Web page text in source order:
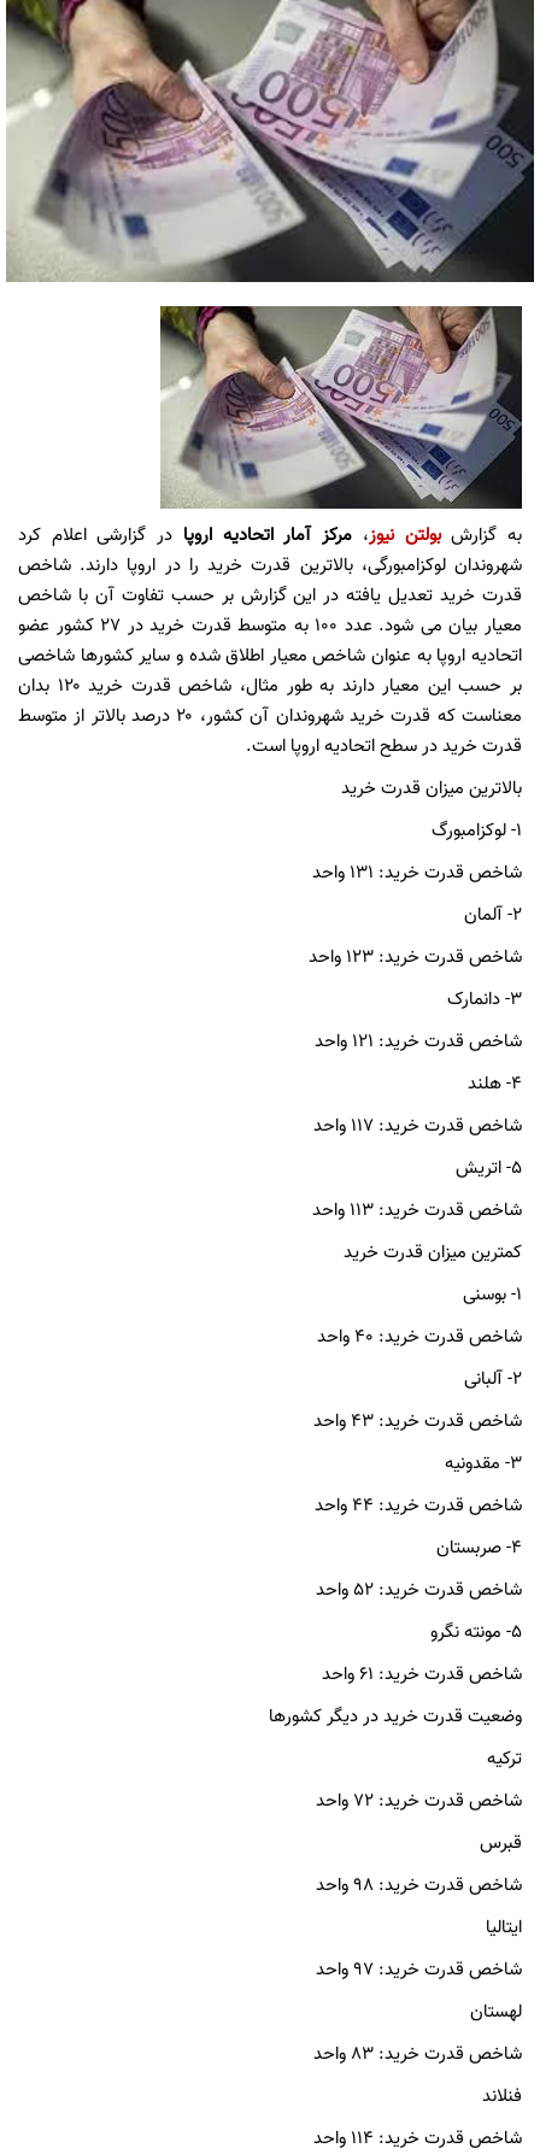
به گزارشبولتن نیوز، مرکز آمار اتحادیه اروپا در گزارشی اعلام کرد
شهروندان لوکزامبورگی، بالاترین قدرت خرید را در اروپا دارند. شاخص
قدرت خرید تعدیل یافته در این گزارش بر حسب تفاوت آن با شاخص
معیار بیان می شود. عدد ۱۰۰ به متوسط قدرت خرید در ۲۷ کشور عضو
اتحادیه اروپا به عنوان شاخص معیار اطلاق شده و سایر کشورها شاخصی
بر حسب این معیار دارند به طور مثال، شاخص قدرت خرید ۱۲۰ بدان
معناست که قدرت خرید شهروندان آن کشور، ۲۰ درصد بالاتر از متوسط
قدرت خرید در سطح اتحادیه اروپا است.
بالاترین میزان قدرت خرید
۱- لوکزامبورگ
شاخص قدرت خرید: ۱۳۱ واحد
۲- آلمان
شاخص قدرت خرید: ۱۲۳ واحد
۳- دانمارک
شاخص قدرت خرید: ۱۲۱ واحد
۴- هلند
شاخص قدرت خرید: ۱۱۷ واحد
۵- اتریش
شاخص قدرت خرید: ۱۱۳ واحد
کمترین میزان قدرت خرید
۱- بوسنی
شاخص قدرت خرید: ۴۰ واحد
۲- آلبانی
شاخص قدرت خرید: ۴۳ واحد
۳- مقدونیه
شاخص قدرت خرید: ۴۴ واحد
۴- صربستان
شاخص قدرت خرید: ۵۲ واحد
۵- مونته نگرو
شاخص قدرت خرید: ۶۱ واحد
وضعیت قدرت خرید در دیگر کشورها
ترکیه
شاخص قدرت خرید: ۷۲ واحد
قبرس
شاخص قدرت خرید: ۹۸ واحد
ایتالیا
شاخص قدرت خرید: ۹۷ واحد
لهستان
شاخص قدرت خرید: ۸۳ واحد
فنلاند
شاخص قدرت خرید: ۱۱۴ واحد